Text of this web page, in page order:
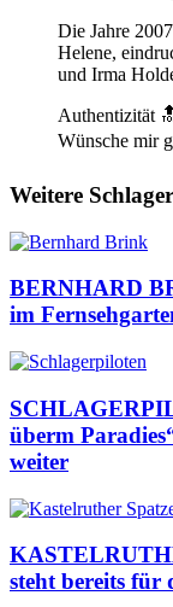
Die Jahre
Helene,
und Irma
Authentizität
Wünsche mir
Weitere
BERNHARD
im
überm
weiter
steht bereits für